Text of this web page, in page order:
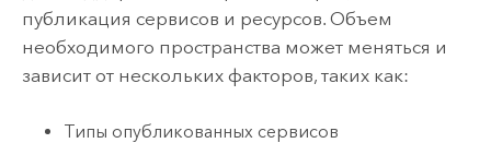
публикация сервисов и ресурсов. Объем
необходимого пространства может меняться и
зависит от нескольких факторов, таких как:
Типы опубликованных сервисов